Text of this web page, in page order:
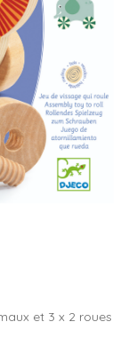
et 3 x 2 roues